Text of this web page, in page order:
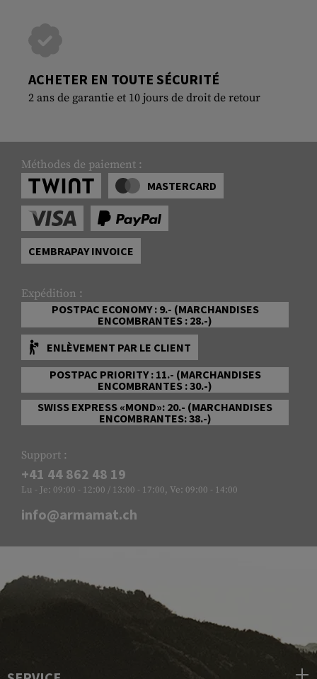
ACHETER EN TOUTE SÉCURITÉ
2 ans de garantie et 10 jours de droit de retour
Méthodes de paiement :
MASTERCARD
CEMBRAPAY INVOICE
Expédition :
POSTPAC ECONOMY : 9.- (MARCHANDISES
ENCOMBRANTES : 28.-)
ENLÈVEMENT PAR LE CLIENT
POSTPAC PRIORITY : 11.- (MARCHANDISES
ENCOMBRANTES : 30.-)
SWISS EXPRESS «MOND»: 20.- (MARCHANDISES
ENCOMBRANTES: 38.-)
Support :
+41 44 862 48 19
Lu - Je: 09:00 - 12:00 / 13:00 - 17:00, Ve: 09:00 - 14:00
info@armamat.ch